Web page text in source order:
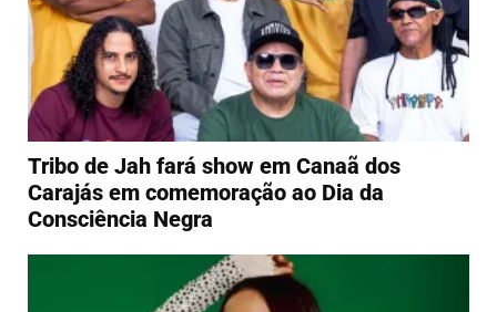
Tribo de Jah fará show em Canaã dos
Carajás em comemoração ao Dia da
Consciência Negra